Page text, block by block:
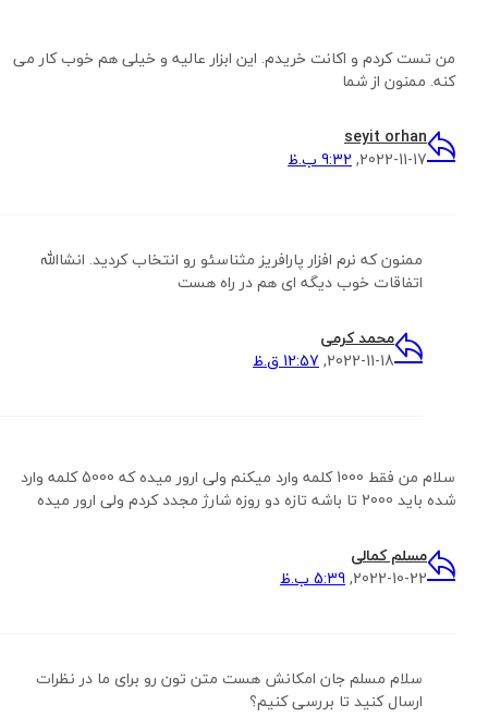
من تست کردم و اکانت خریدم. این ابزار عالیه و خیلی هم خوب کار می
کنه. ممنون از شما
seyit orhan
2022-11-17, 9:32 ب.ظ
ممنون که نرم افزار پارافریز مثناسئو رو انتخاب کردید. انشاالله
اتفاقات خوب دیگه ای هم در راه هست
محمد کرمی
2022-11-18, 12:57 ق.ظ
سلام من فقط 1000 کلمه وارد میکنم ولی ارور میده که 5000 کلمه وارد
شده باید 2000 تا باشه تازه دو روزه شارژ مجدد کردم ولی ارور میده
مسلم کمالی
2022-10-22, 5:39 ب.ظ
سلام مسلم جان امکانش هست متن تون رو برای ما در نظرات
ارسال کنید تا بررسی کنیم؟